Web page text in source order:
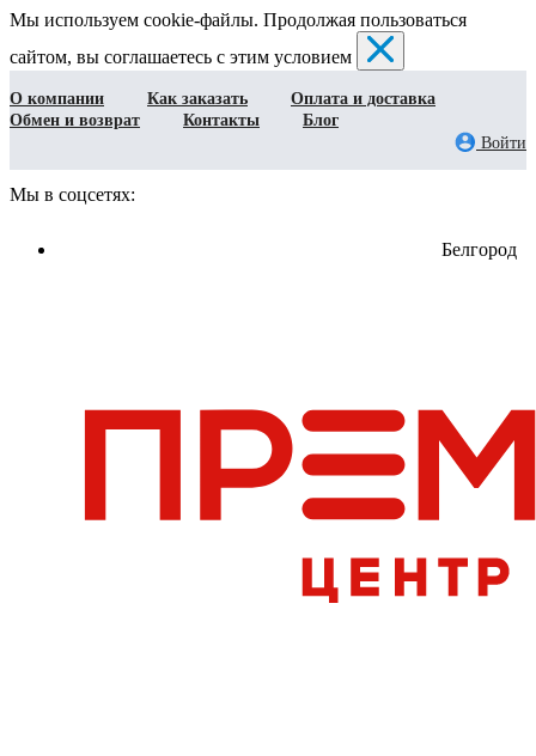
Мы используем cookie-файлы. Продолжая пользоваться
сайтом, вы соглашаетесь с этим условием
О компании Как заказать
Оплата и доставка
Обмен и возврат
Контакты
Блог
Войти
Мы в соцсетях:
Белгород